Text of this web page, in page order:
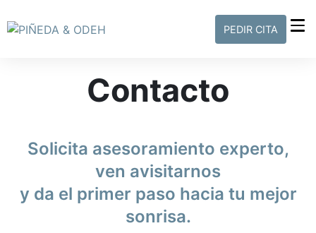
PEDIR CITA
Contacto
Solicita asesoramiento experto,
ven avisitarnos
y da el primer paso hacia tu mejor
sonrisa.